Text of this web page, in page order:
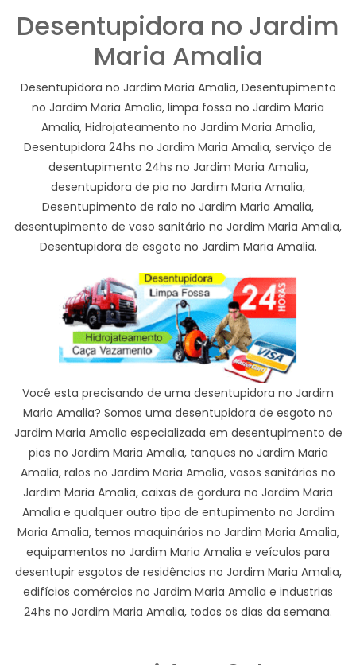
Desentupidora no Jardim
Maria Amalia
Desentupidora no Jardim Maria Amalia, Desentupimento
no Jardim Maria Amalia, limpa fossa no Jardim Maria
Amalia, Hidrojateamento no Jardim Maria Amalia,
Desentupidora 24hs no Jardim Maria Amalia, serviço de
desentupimento 24hs no Jardim Maria Amalia,
desentupidora de pia no Jardim Maria Amalia,
Desentupimento de ralo no Jardim Maria Amalia,
desentupimento de vaso sanitário no Jardim Maria Amalia,
Desentupidora de esgoto no Jardim Maria Amalia.
Você esta precisando de uma desentupidora no Jardim
Maria Amalia? Somos uma desentupidora de esgoto no
Jardim Maria Amalia especializada em desentupimento de
pias no Jardim Maria Amalia, tanques no Jardim Maria
Amalia, ralos no Jardim Maria Amalia, vasos sanitários no
Jardim Maria Amalia, caixas de gordura no Jardim Maria
Amalia e qualquer outro tipo de entupimento no Jardim
Maria Amalia, temos maquinários no Jardim Maria Amalia,
equipamentos no Jardim Maria Amalia e veículos para
desentupir esgotos de residências no Jardim Maria Amalia,
edifícios comércios no Jardim Maria Amalia e industrias
24hs no Jardim Maria Amalia, todos os dias da semana.